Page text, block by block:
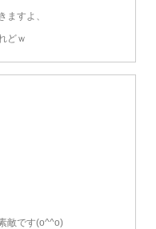
ますよ、
どｗ
敵です(o^^o)